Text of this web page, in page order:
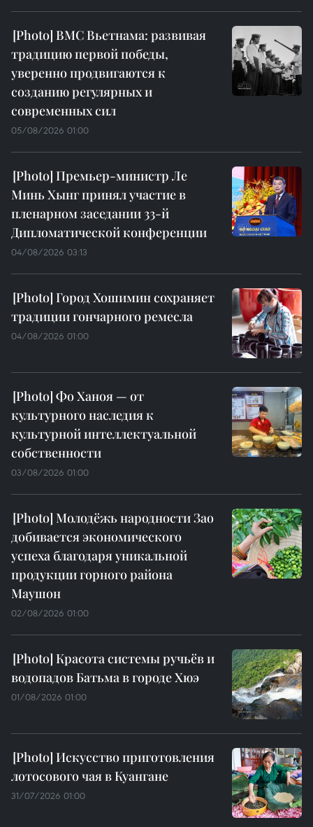
ВМС Вьетнама: развивая
традицию первой победы,
уверенно продвигаются к
созданию регулярных и
современных сил
05/08/2026 01:00
Премьер-министр Ле
Минь Хынг принял участие в
пленарном заседании 33-й
Дипломатической конференции
04/08/2026 03:13
Город Хошимин сохраняет
традиции гончарного ремесла
04/08/2026 01:00
Фо Ханоя — от
культурного наследия к
культурной интеллектуальной
собственности
03/08/2026 01:00
Молодёжь народности Зао
добивается экономического
успеха благодаря уникальной
продукции горного района
Маушон
02/08/2026 01:00
Красота системы ручьёв и
водопадов Батьма в городе Хюэ
01/08/2026 01:00
Искусство приготовления
лотосового чая в Куангане
31/07/2026 01:00